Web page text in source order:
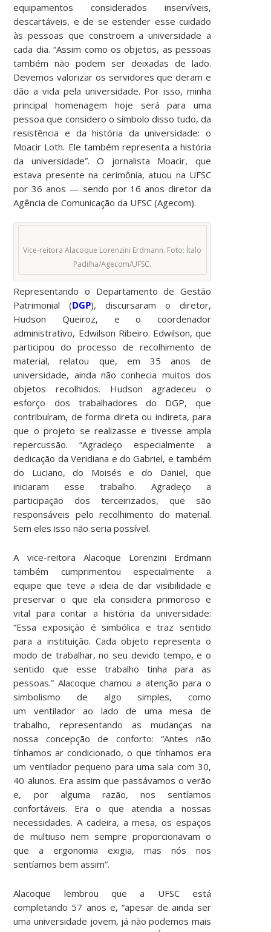
equipamentos considerados inservíveis,
descartáveis, e de se estender esse cuidado
às pessoas que constroem a universidade a
cada dia. “Assim como os objetos, as pessoas
também não podem ser deixadas de lado.
Devemos valorizar os servidores que deram e
dão a vida pela universidade. Por isso, minha
principal homenagem hoje será para uma
pessoa que considero o símbolo disso tudo, da
resistência e da história da universidade: o
Moacir Loth. Ele também representa a história
da universidade”. O jornalista Moacir, que
estava presente na cerimônia, atuou na UFSC
por 36 anos — sendo por 16 anos diretor da
Agência de Comunicação da UFSC (Agecom).
Vice-reitora Alacoque Lorenzini Erdmann. Foto: Ítalo
Padilha/Agecom/UFSC.
Representando o Departamento de Gestão
Patrimonial (DGP), discursaram o diretor,
Hudson Queiroz, e o coordenador
administrativo, Edwilson Ribeiro. Edwilson, que
participou do processo de recolhimento de
material, relatou que, em 35 anos de
universidade, ainda não conhecia muitos dos
objetos recolhidos. Hudson agradeceu o
esforço dos trabalhadores do DGP, que
contribuíram, de forma direta ou indireta, para
que o projeto se realizasse e tivesse ampla
repercussão. “Agradeço especialmente a
dedicação da Veridiana e do Gabriel, e também
do Luciano, do Moisés e do Daniel, que
iniciaram esse trabalho. Agradeço a
participação dos terceirizados, que são
responsáveis pelo recolhimento do material.
Sem eles isso não seria possível.
A vice-reitora Alacoque Lorenzini Erdmann
também cumprimentou especialmente a
equipe que teve a ideia de dar visibilidade e
preservar o que ela considera primoroso e
vital para contar a história da universidade:
“Essa exposição é simbólica e traz sentido
para a instituição. Cada objeto representa o
modo de trabalhar, no seu devido tempo, e o
sentido que esse trabalho tinha para as
pessoas.” Alacoque chamou a atenção para o
simbolismo de algo simples, como
um ventilador ao lado de uma mesa de
trabalho, representando as mudanças na
nossa concepção de conforto: “Antes não
tínhamos ar condicionado, o que tínhamos era
um ventilador pequeno para uma sala com 30,
40 alunos. Era assim que passávamos o verão
e, por alguma razão, nos sentíamos
confortáveis. Era o que atendia a nossas
necessidades. A cadeira, a mesa, os espaços
de multiuso nem sempre proporcionavam o
que a ergonomia exigia, mas nós nos
sentíamos bem assim”.
Alacoque lembrou que a UFSC está
completando 57 anos e, “apesar de ainda ser
uma universidade jovem, já não podemos mais